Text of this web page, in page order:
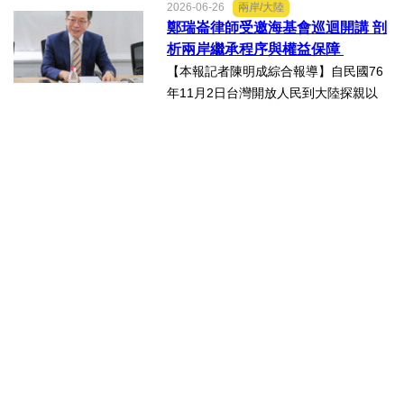
灣科研產業化平台」，再擴大跨校科研
合作版圖，與輔英科技大學簽署合作備
忘錄（MOU），並共同為「廠...
2026-06-26 兩岸/大陸
鄭瑞崙律師受邀海基會巡迴開講 剖
析兩岸繼承程序與權益保障
【本報記者陳明成綜合報導】自民國76
年11月2日台灣開放人民到大陸探親以